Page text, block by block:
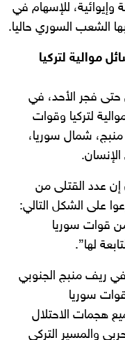
وإيوائية، للإسهام في
الشعب السوري حاليا.
موالية لتركيا
حتى فجر الأحد، في
لتركيا وقوات
شمال سوريا،
عدد القتلى من
حتى فجر الأحد “101، توزعوا على الشكل التالي:
الفصائل الموالية لتركيا، و16 من قوات سوريا
لها”.
ريف منبج الجنوبي
سوريا
هجمات الاحتلال
والمسير التركي